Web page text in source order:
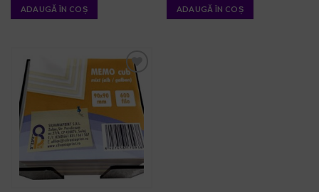
ADAUGĂ ÎN COȘ ADAUGĂ ÎN COȘ
WISHLIST